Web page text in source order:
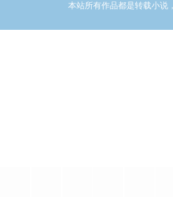
本站所有作品都是转载小说